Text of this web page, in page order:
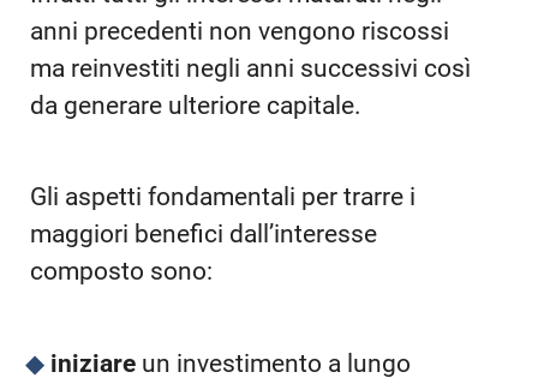
anni precedenti non vengono riscossi
ma reinvestiti negli anni successivi così
da generare ulteriore capitale.
Gli aspetti fondamentali per trarre i
maggiori benefici dall’interesse
composto sono:
iniziareun investimento a lungo